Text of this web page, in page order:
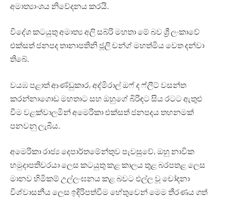
අමාත්‍යාංශය නිවේදනය කරයි.
විදේශ කටයුතු අමාත්‍ය අලි සබ්රි මහතා මේ බව ශ්‍රී ලංකාවේ
එක්සත් ජනපද තානාපතිනි ජූලි චන්ග් මහත්මිය වෙත දන්වා
තිබේ.
වයඹ පළාත් ආණ්ඩුකාර, අද්මිරාල් ඔෆ් ද ෆ්ලීට් වසන්ත
කරන්නාගොඩ මහතාට සහ ඔහුගේ බිරිඳට සිය රටට ඇතුළු
වීම වළක්වාලමින් අමෙරිකා එක්සත් ජනපදය තහනමක්
පනවනු ලැබීය.
අමෙරිකා රාජ්‍ය දෙපාර්තමේන්තුව පැවසුවේ, ඔහු නාවික
හමුදාපතිවරයා ලෙස කටයුතු කළ කාලය තුළ බරපතළ ලෙස
මානව හිමිකම් උල්ලංඝනය කළ බවට එල්ල වූ චෝදනා
විශ්වාසනීය ලෙස ඉදිරිපත්වීම හේතුවෙන් මෙම තීරණය ගත්